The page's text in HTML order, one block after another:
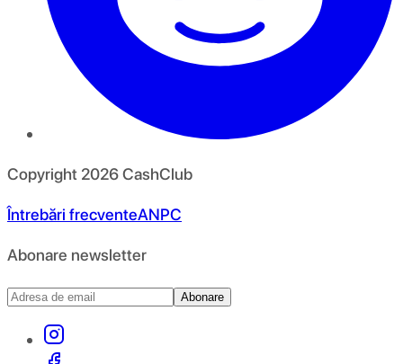
Copyright 2026CashClub
Întrebări frecventeANPC
Abonare newsletter
Abonare